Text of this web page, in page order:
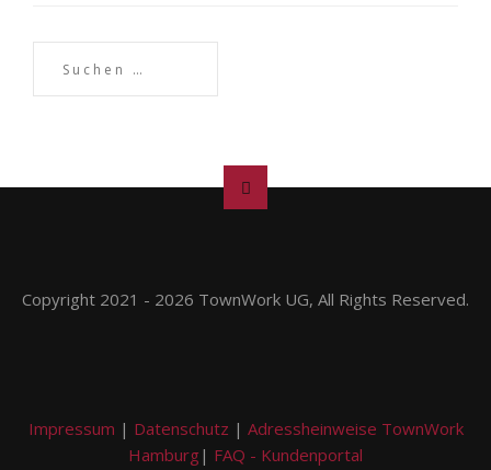
Copyright 2021 - 2026 TownWork UG, All Rights Reserved.
Impressum | Datenschutz | Adressheinweise TownWork
Hamburg | FAQ - Kundenportal